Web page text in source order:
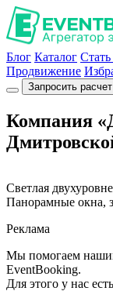
Блог Каталог
Продвижение
Запросить расчет
Компания
Светлая
Панорамные окна,
Реклама
Мы помогаем нашим
EventBooking.
Для этого у нас